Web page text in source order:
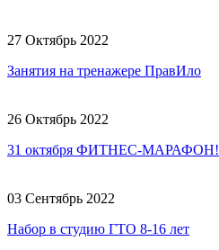
27 Октябрь 2022
Занятия на тренажере ПравИло
26 Октябрь 2022
31 октября ФИТНЕС-МАРАФОН!
03 Сентябрь 2022
Набор в студию ГТО 8-16 лет